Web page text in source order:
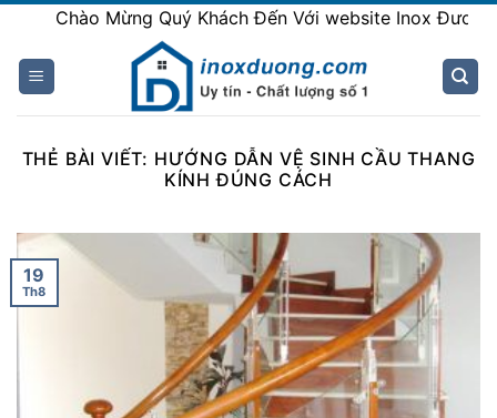
content
Chào Mừng Quý Khách Đến Với website Inox Đương
THẺ BÀI VIẾT: HƯỚNG DẪN VỆ SINH CẦU THANG
KÍNH ĐÚNG CÁCH
19
Th8